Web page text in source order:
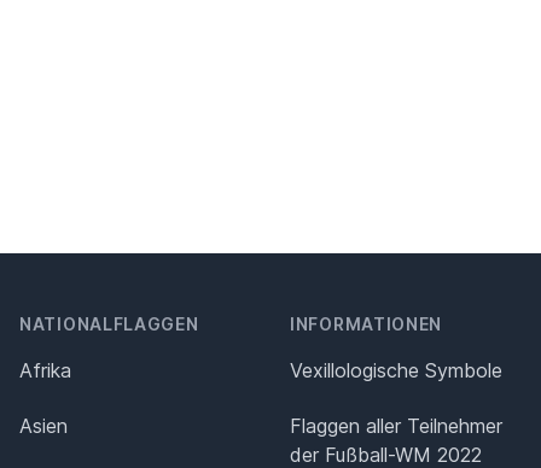
NATIONALFLAGGEN
Afrika
Asien
INFORMATIONEN
Vexillologische Symbole
Flaggen aller Teilnehmer
der Fußball-WM 2022